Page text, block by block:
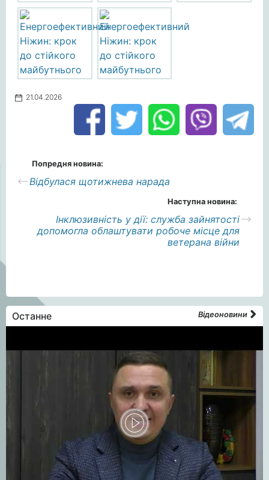
21.04.2026
Попредня новина:
Відбулася щотижнева нарада
Наступна новина:
Інклюзивність у дії: служба зайнятості
допомогла облаштувати робоче місце для
ветерана війни
Останне Відеоновини